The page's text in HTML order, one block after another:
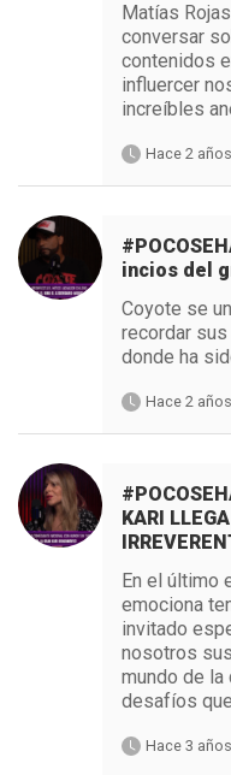
Matías
conversar
contenidos
influercer
increíbles
Hace 2 años
incios del
Coyote se
recordar
donde ha
Hace 2 años
KARI
En el último
emociona
invitado
nosotros
mundo de la
desafíos
Hace 3 años